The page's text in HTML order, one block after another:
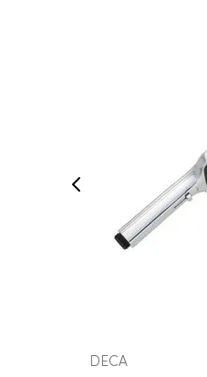
DECA